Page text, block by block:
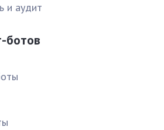
и аудит
ботов